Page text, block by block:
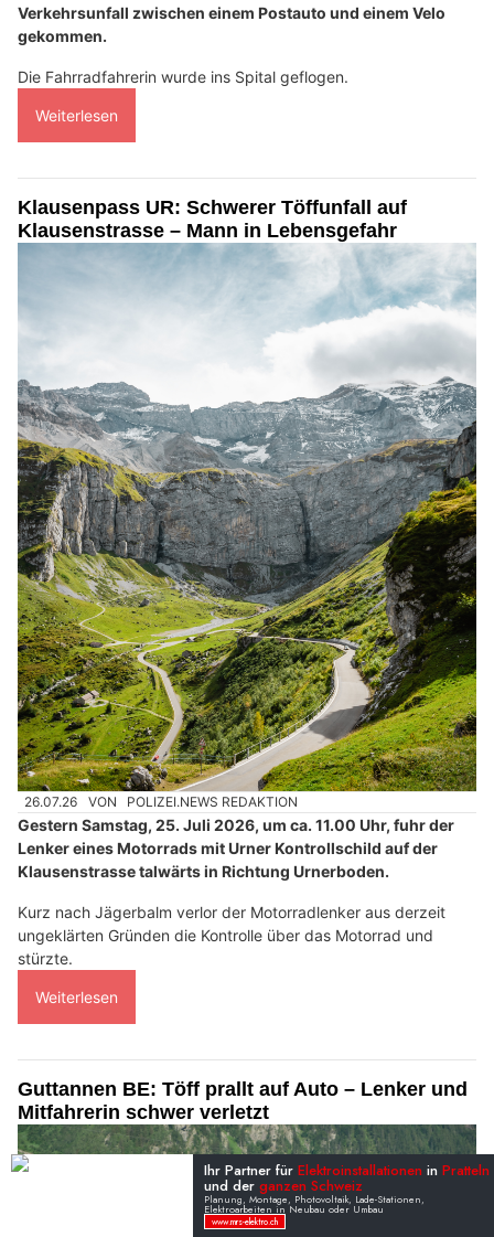
Verkehrsunfall zwischen einem Postauto und einem Velo
gekommen.
Die Fahrradfahrerin wurde ins Spital geflogen.
Weiterlesen
Klausenpass UR: Schwerer Töffunfall auf
Klausenstrasse – Mann in Lebensgefahr
26.07.26 VON POLIZEI.NEWS REDAKTION
Gestern Samstag, 25. Juli 2026, um ca. 11.00 Uhr, fuhr der
Lenker eines Motorrads mit Urner Kontrollschild auf der
Klausenstrasse talwärts in Richtung Urnerboden.
Kurz nach Jägerbalm verlor der Motorradlenker aus derzeit
ungeklärten Gründen die Kontrolle über das Motorrad und
stürzte.
Weiterlesen
Guttannen BE: Töff prallt auf Auto – Lenker und
Mitfahrerin schwer verletzt